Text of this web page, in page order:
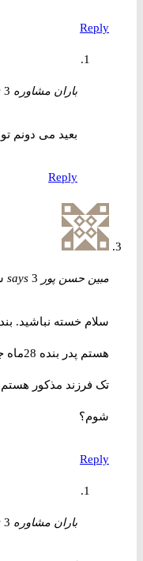
Reply
باران مشاوره says 3 سال ago
بعید می دونم تو تغییر قانون 28 29
Reply
مبین حسن پور says 3 سال ago
هستم پدر
تک فرزند مذکور هستم
شوم؟
Reply
باران مشاوره says 3 سال ago